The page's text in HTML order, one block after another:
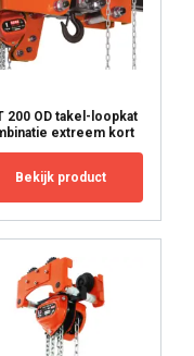
200 OD takel-loopkat
extreem kort
Bekijk product
combine it with
to them
use of their
Targeting